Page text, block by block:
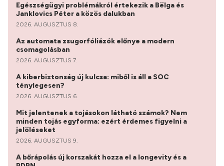
Egészségügyi problémákról értekezik a Bëlga és
Janklovics Péter a közös dalukban
2026. AUGUSZTUS 8.
Az automata zsugorfóliázók előnye a modern
csomagolásban
2026. AUGUSZTUS 7.
A kiberbiztonság új kulcsa: miből is áll a SOC
ténylegesen?
2026. AUGUSZTUS 6.
Mit jelentenek a tojásokon látható számok? Nem
minden tojás egyforma: ezért érdemes figyelni a
jelöléseket
2026. AUGUSZTUS 9.
A bőrápolás új korszakát hozza el a longevity és a